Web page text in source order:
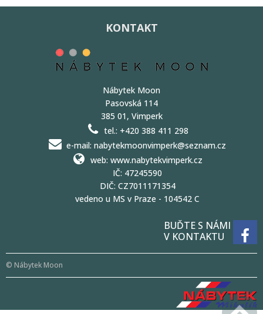
KONTAKT
Nábytek Moon
Pasovská 114
385 01, Vimperk
tel.: +420 388 411 298
e-mail: nabytekmoonvimperk@seznam.cz
web: www.nabytekvimperk.cz
IČ: 47245590
DIČ: CZ7011171354
vedeno u MS v Praze - 104542 C
BUĎTE S NÁMI
V KONTAKTU
© Nábytek Moon